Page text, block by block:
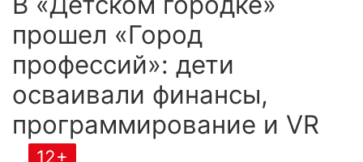
прошел «Город
профессий»: дети
осваивали финансы,
программирование и VR
12+